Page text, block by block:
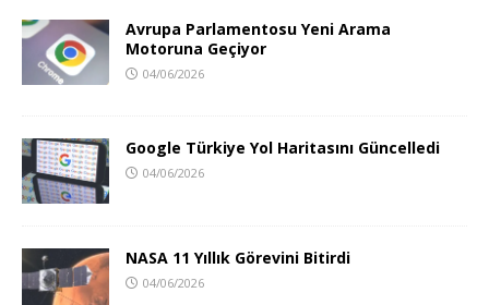
Avrupa Parlamentosu Yeni Arama
Motoruna Geçiyor
04/06/2026
Google Türkiye Yol Haritasını Güncelledi
04/06/2026
NASA 11 Yıllık Görevini Bitirdi
04/06/2026